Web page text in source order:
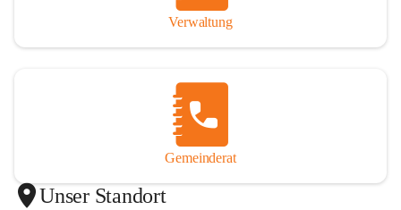
Verwaltung
Gemeinderat
Unser Standort